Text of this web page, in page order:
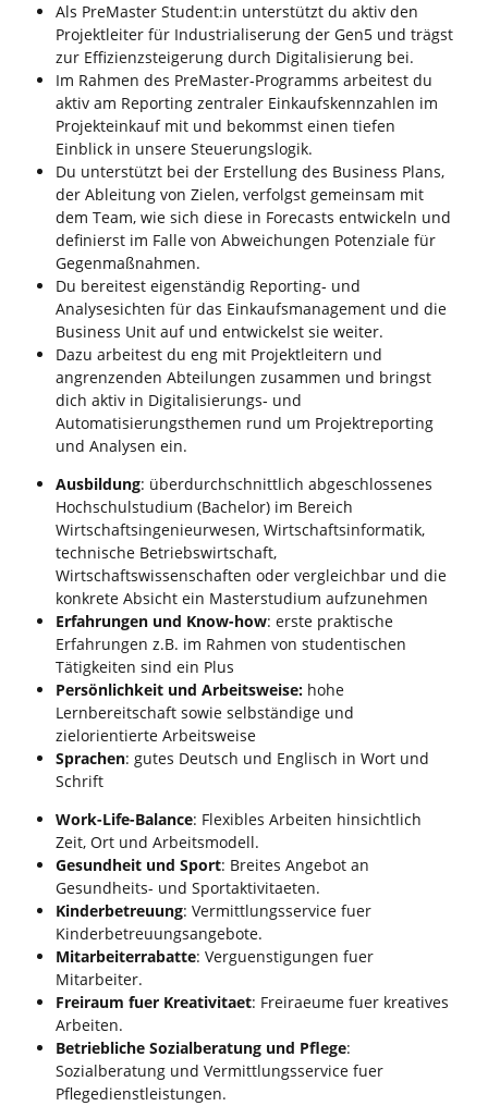
Als PreMaster Student:in unterstützt du aktiv den
Projektleiter für Industrialiserung der Gen5 und trägst
zur Effizienzsteigerung durch Digitalisierung bei.
Im Rahmen des PreMaster‑Programms arbeitest du
aktiv am Reporting zentraler Einkaufskennzahlen im
Projekteinkauf mit und bekommst einen tiefen
Einblick in unsere Steuerungslogik.
Du unterstützt bei der Erstellung des Business Plans,
der Ableitung von Zielen, verfolgst gemeinsam mit
dem Team, wie sich diese in Forecasts entwickeln und
definierst im Falle von Abweichungen Potenziale für
Gegenmaßnahmen.
Du bereitest eigenständig Reporting‑ und
Analysesichten für das Einkaufsmanagement und die
Business Unit auf und entwickelst sie weiter.
Dazu arbeitest du eng mit Projektleitern und
angrenzenden Abteilungen zusammen und bringst
dich aktiv in Digitalisierungs‑ und
Automatisierungsthemen rund um Projektreporting
und Analysen ein.
Ausbildung: überdurchschnittlich abgeschlossenes
Hochschulstudium (Bachelor) im Bereich
Wirtschaftsingenieurwesen, Wirtschaftsinformatik,
technische Betriebswirtschaft,
Wirtschaftswissenschaften oder vergleichbar und die
konkrete Absicht ein Masterstudium aufzunehmen
Erfahrungen und Know-how: erste praktische
Erfahrungen z.B. im Rahmen von studentischen
Tätigkeiten sind ein Plus
Persönlichkeit und Arbeitsweise: hohe
Lernbereitschaft sowie selbständige und
zielorientierte Arbeitsweise
Sprachen: gutes Deutsch und Englisch in Wort und
Schrift
Work-Life-Balance: Flexibles Arbeiten hinsichtlich
Zeit, Ort und Arbeitsmodell.
Gesundheit und Sport: Breites Angebot an
Gesundheits- und Sportaktivitaeten.
Kinderbetreuung: Vermittlungsservice fuer
Kinderbetreuungsangebote.
Mitarbeiterrabatte: Verguenstigungen fuer
Mitarbeiter.
Freiraum fuer Kreativitaet: Freiraeume fuer kreatives
Arbeiten.
Betriebliche Sozialberatung und Pflege:
Sozialberatung und Vermittlungsservice fuer
Pflegedienstleistungen.